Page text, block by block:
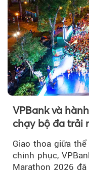
VPBank và
chạy bộ đa trải
Giao thoa giữa
chinh phục,
Marathon 2026